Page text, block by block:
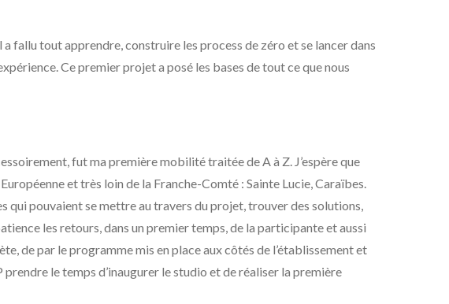
fallu tout apprendre, construire les process de zéro et se lancer dans
Ce premier projet a posé les bases de tout ce que nous
fut ma première mobilité traitée de A à Z. J’espère que
et très loin de la Franche-Comté : Sainte Lucie, Caraïbes.
qui pouvaient se mettre au travers du projet, trouver des solutions,
les retours, dans un premier temps, de la participante et aussi
de par le programme mis en place aux côtés de l’établissement et
prendre le temps d’inaugurer le studio et de réaliser la première